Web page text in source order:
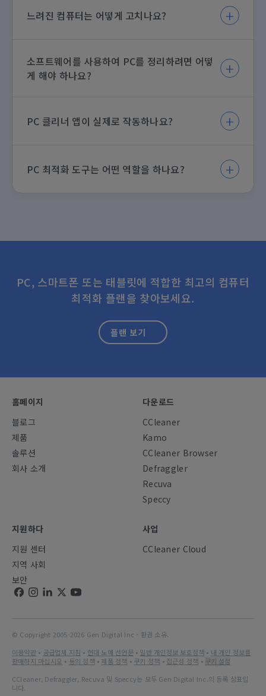
정이 쌓이거나 백그라운드에서 앱이 너무 많이 실행되거나
하드 드라이브의 조각난 파일, 멀웨어와 바이러스 등이 원인
느려진 컴퓨터는 어떻게 고치나요?
까지 가기 전에 여러 방법을 사용할 수 있습니다. CCleaner
는 컴퓨터가 왜 느려지는지 이해하도록 돕고 문제 해결 방법
을 알려드립니다.
소프트웨어를 사용하여 PC를 정리하려면 어떻
게 해야 하나요?
하세요. 첫째, CCleaner와 같은 믿을 수 있는 PC 정리 소프
트웨어를 선택합니다. 소프트웨어를 설치하고 시스템 검사를
실행하여 임시 파일, 정크 파일, 사용하지 않는 데이터 등 필
PC 클리너 앱이 실제로 작동하나요?
하여 저장 공간을 확보합니다. 무료 소프트웨어 버전에서도
마찬가지로 작동합니다. CCleaner Professional과 같이
비용을 지불하는 이러한 유형의 고급 소프트웨어를 사용하면
성능 저하를 유발하는 앱을 일시적으로 비활성화하여 PC 속
PC 최적화 도구는 어떤 역할을 하나요?
높일 수 있습니다. PC에 오류 및 충돌이 발생하기 쉬운 경우
PC, 스마트폰 또는 태블릿에 적합한 최고의 컴퓨터
최적화 플랜을 찾아보세요.
플랜 보기
홈페이지
블로그
제품
솔루션
회사 소개
다운로드
CCleaner
Kamo
CCleaner Browser
Defraggler
Recuva
Speccy
지원하다
지원 센터
지역 사회
보안
사업
CCleaner Cloud
© Copyright 2005-2026 Gen Digital Inc - 판권 소유.
이용약관• 공급업체 지침 • 현대 노예 선언문• 일반 개인정보 보호정책 • 내 개인 정보를
판매하지 마십시오 • 동의 정책• 제품 정책 • 쿠키 정책 • 접근성 정책 • 쿠키 설정
CCleaner, Defraggler, Recuva 및 Speccy는 모두 Gen Digital Inc.의 등록 상표입
니다.